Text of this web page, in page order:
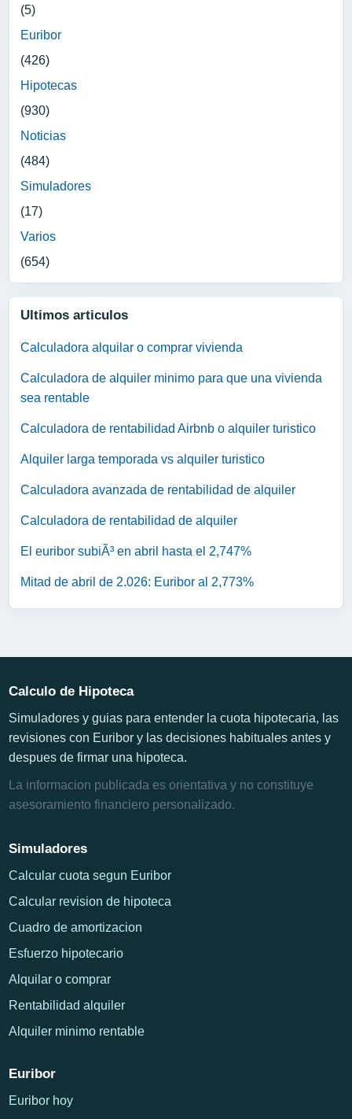
(5)
Euribor
(426)
Hipotecas
(930)
Noticias
(484)
Simuladores
(17)
Varios
(654)
Ultimos articulos
Calculadora alquilar o comprar vivienda
Calculadora de alquiler minimo para que una vivienda
sea rentable
Calculadora de rentabilidad Airbnb o alquiler turistico
Alquiler larga temporada vs alquiler turistico
Calculadora avanzada de rentabilidad de alquiler
Calculadora de rentabilidad de alquiler
El euribor subiÃ³ en abril hasta el 2,747%
Mitad de abril de 2.026: Euribor al 2,773%
Calculo de Hipoteca
Simuladores y guias para entender la cuota hipotecaria, las
revisiones con Euribor y las decisiones habituales antes y
despues de firmar una hipoteca.
La informacion publicada es orientativa y no constituye
asesoramiento financiero personalizado.
Simuladores
Calcular cuota segun Euribor
Calcular revision de hipoteca
Cuadro de amortizacion
Esfuerzo hipotecario
Alquilar o comprar
Rentabilidad alquiler
Alquiler minimo rentable
Euribor
Euribor hoy